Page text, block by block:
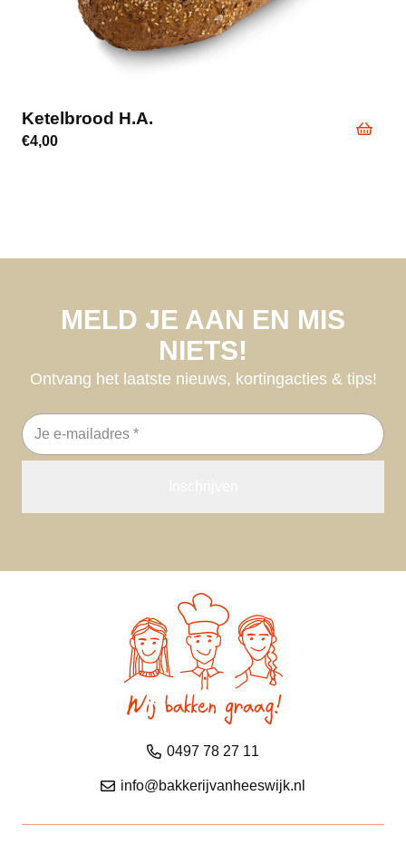
Ketelbrood H.a.
€4,00
MELD JE AAN EN MIS
NIETS!
Ontvang het laatste nieuws, kortingacties & tips!
E-
mailadres
0497 78 27 11
info@bakkerijvanheeswijk.nl